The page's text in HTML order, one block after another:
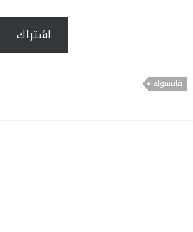
اشتراك
فايسبوك